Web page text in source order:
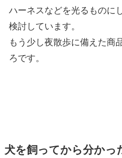
ハーネスなどを光るものに
検討しています。
もう少し夜散歩に備えた商
ろです。
犬を飼ってから分かっ